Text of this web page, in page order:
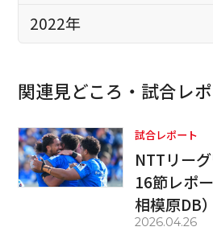
2022年
関連見どころ・試合レ
試合レポート
NTTリー
16節レポ
相模原DB）
2026.04.26